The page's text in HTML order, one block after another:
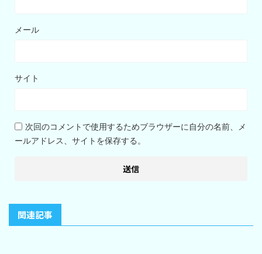
メール
サイト
次回のコメントで使用するためブラウザーに自分の名前、メ
ールアドレス、サイトを保存する。
関連記事